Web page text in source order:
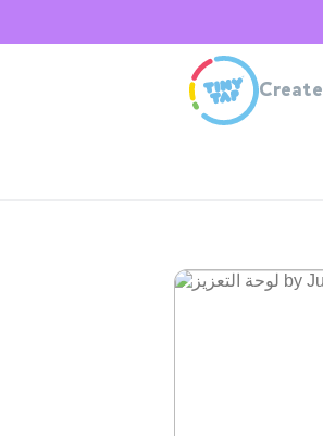
Create